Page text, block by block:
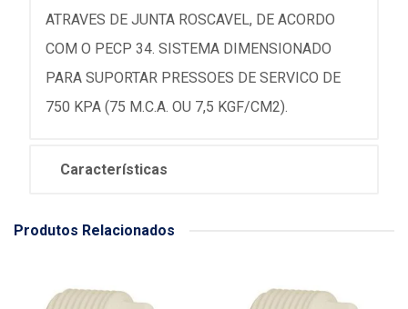
ATRAVES DE JUNTA ROSCAVEL, DE ACORDO
COM O PECP 34. SISTEMA DIMENSIONADO
PARA SUPORTAR PRESSOES DE SERVICO DE
750 KPA (75 M.C.A. OU 7,5 KGF/CM2).
Características
Produtos Relacionados